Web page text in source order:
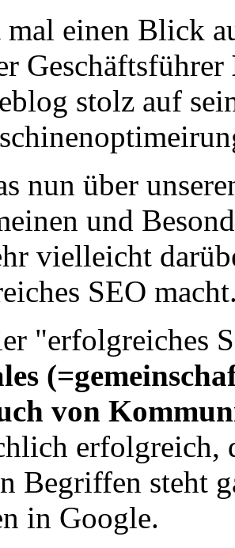
mal einen Blick
Geschäftsführer
stolz auf
nun über
und
vielleicht
SEO
"erfolgreiches
von
erfolgreich,
Begriffen steht
in Google.